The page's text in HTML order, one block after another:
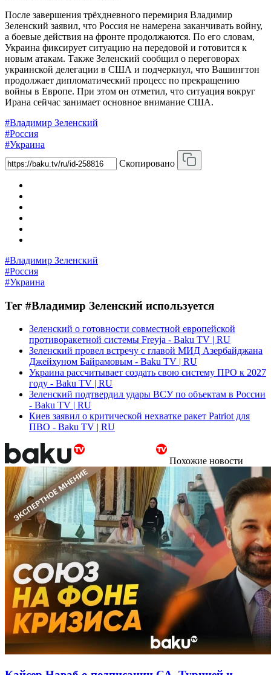
После завершения трёхдневного перемирия Владимир
Зеленский заявил, что Россия не намерена заканчивать войну,
а боевые действия на фронте продолжаются. По его словам,
Украина фиксирует ситуацию на передовой и готовится к
новым атакам. Также Зеленский сообщил о переговорах
украинской делегации в США и подчеркнул, что Вашингтон
продолжает дипломатический процесс по прекращению
войны в Европе. При этом он отметил, что ситуация вокруг
Ирана сейчас занимает основное внимание США.
#Владимир Зеленский
#Россия
#Украина
Скопировано
#Владимир Зеленский
#Россия
#Украина
Тег #Владимир Зеленский используется
Зеленский о готовности совместной европейской
противоракетной системы Freyja - Baku TV | RU
Зеленский провел встречу с главой МИД Азербайджана
Джейхуном Байрамовым - Baku TV | RU
Украина рассчитывает создать свою систему ПРО к 2027
году - Baku TV | RU
Зеленский подтвердил удары ВСУ по объектам в России
- Baku TV | RU
Киев заявил о критической нехватке ракет Patriot для
ПВО - Baku TV | RU
Похожие новости